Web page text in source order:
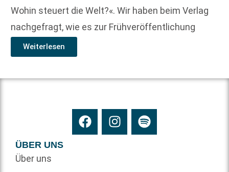
Wohin steuert die Welt?«. Wir haben beim Verlag
nachgefragt, wie es zur Frühveröffentlichung
Weiterlesen
ÜBER UNS
Über uns